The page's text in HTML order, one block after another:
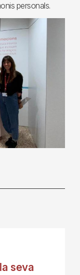
personals.
seva